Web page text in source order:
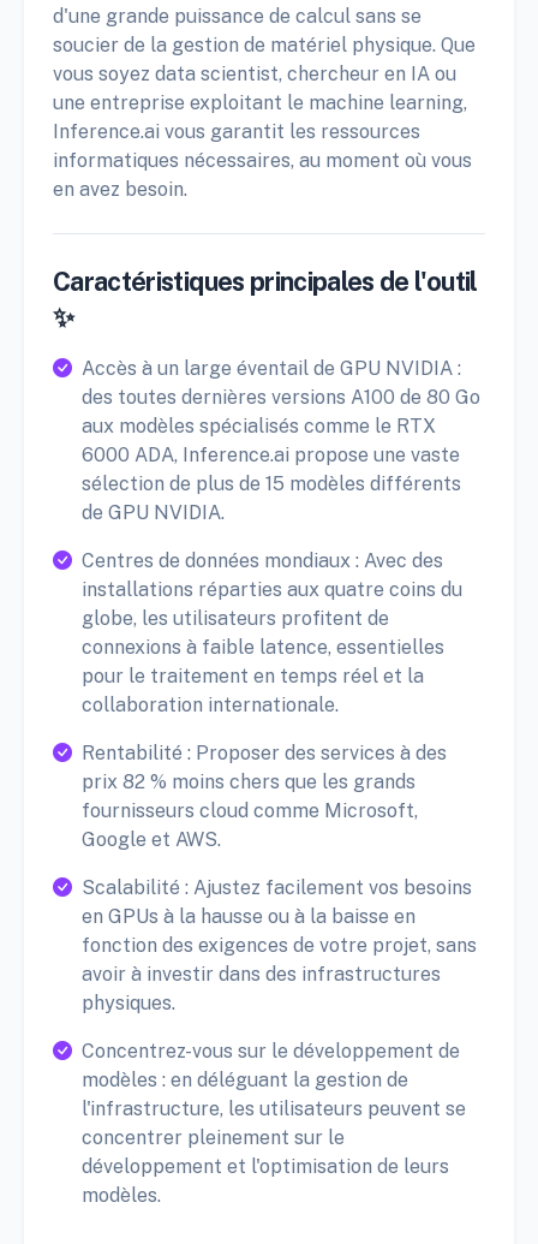
d'une grande puissance de calcul sans se
soucier de la gestion de matériel physique. Que
vous soyez data scientist, chercheur en IA ou
une entreprise exploitant le machine learning,
Inference.ai vous garantit les ressources
informatiques nécessaires, au moment où vous
en avez besoin.
Caractéristiques principales de l'outil
✨
Accès à un large éventail de GPU NVIDIA :
des toutes dernières versions A100 de 80 Go
aux modèles spécialisés comme le RTX
6000 ADA, Inference.ai propose une vaste
sélection de plus de 15 modèles différents
de GPU NVIDIA.
Centres de données mondiaux : Avec des
installations réparties aux quatre coins du
globe, les utilisateurs profitent de
connexions à faible latence, essentielles
pour le traitement en temps réel et la
collaboration internationale.
Rentabilité : Proposer des services à des
prix 82 % moins chers que les grands
fournisseurs cloud comme Microsoft,
Google et AWS.
Scalabilité : Ajustez facilement vos besoins
en GPUs à la hausse ou à la baisse en
fonction des exigences de votre projet, sans
avoir à investir dans des infrastructures
physiques.
Concentrez-vous sur le développement de
modèles : en déléguant la gestion de
l'infrastructure, les utilisateurs peuvent se
concentrer pleinement sur le
développement et l'optimisation de leurs
modèles.